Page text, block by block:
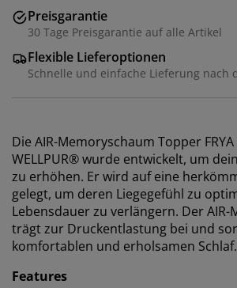
Preisgarantie
30 Tage Preisgarantie auf alle Artikel
Flexible Lieferoptionen
Schnelle und einfache Lieferung nach
Die AIR-Memoryschaum Topper
WELLPUR® wurde entwickelt, um
zu erhöhen. Er wird auf eine
gelegt, um deren Liegegefühl zu
Lebensdauer zu verlängern. Der AIR-
trägt zur Druckentlastung bei und
komfortablen und erholsamen Schlaf.
Features
Wir personalisieren dein